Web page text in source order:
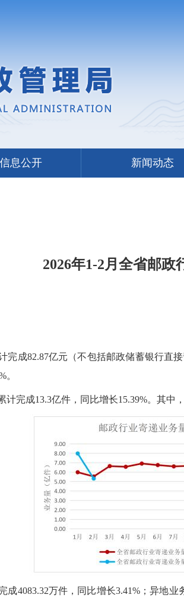
息公开 新闻动态
2026年1-2月全省邮政
完成82.87亿元（不包括邮政储蓄银行直
。
完成13.3亿件，同比增长15.39%。其中
成4083.32万件，同比增长3.41%；异地